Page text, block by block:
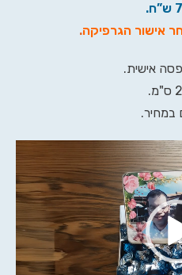
אישור הגרפיקה.
אישית.
במחיר.